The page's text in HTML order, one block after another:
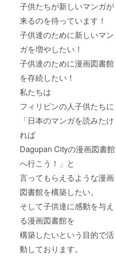
子供たちが新しいマンガが
来るのを待っています！
子供達のために新しいマン
ガを増やしたい！
子供達のために漫画図書館
を存続したい！
私たちは
フィリピンの人子供たちに
「日本のマンガを読みたけ
れば
Dagupan Cityの漫画図書館
へ行こう！」と
言ってもらえるような漫画
図書館を構築したい。
そして子供達に感動を与え
る漫画図書館を
構築したいという目的で活
動しております。